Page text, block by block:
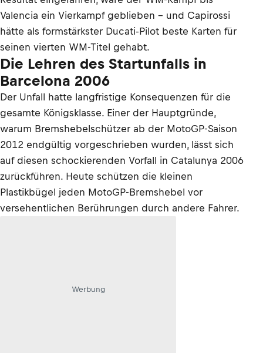
Valencia ein Vierkampf geblieben – und Capirossi
hätte als formstärkster Ducati-Pilot beste Karten für
seinen vierten WM-Titel gehabt.
Die Lehren des Startunfalls in
Barcelona 2006
Der Unfall hatte langfristige Konsequenzen für die
gesamte Königsklasse. Einer der Hauptgründe,
warum Bremshebelschützer ab der MotoGP-Saison
2012 endgültig vorgeschrieben wurden, lässt sich
auf diesen schockierenden Vorfall in Catalunya 2006
zurückführen. Heute schützen die kleinen
Plastikbügel jeden MotoGP-Bremshebel vor
versehentlichen Berührungen durch andere Fahrer.
Werbung